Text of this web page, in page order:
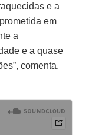
e a
em
a
e a quase
comenta.